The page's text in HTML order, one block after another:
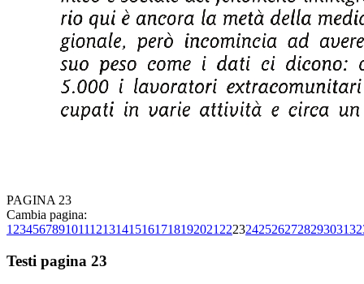
PAGINA 23
Cambia pagina:
1 23456789101112131415161718192021 2223242526272829303132
Testi pagina 23